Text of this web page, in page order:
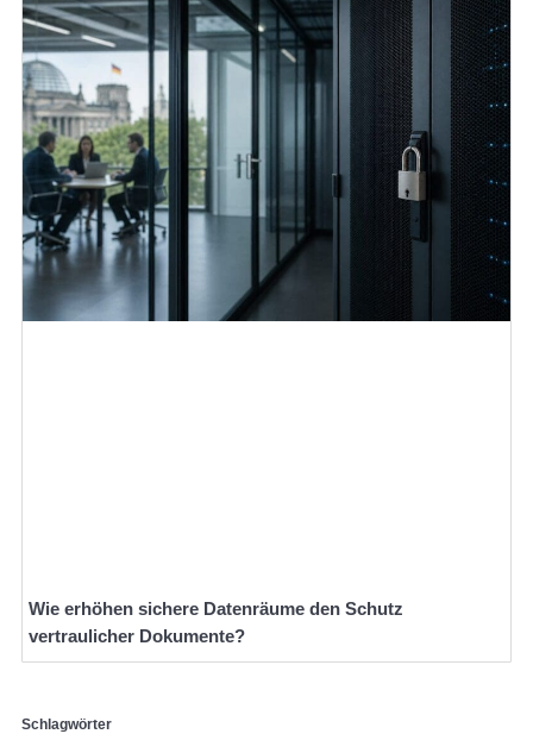
Wie erhöhen sichere Datenräume den Schutz
vertraulicher Dokumente?
Schlagwörter